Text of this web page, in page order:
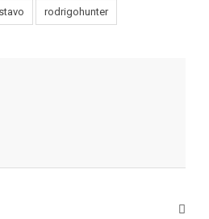
rodrigohunter